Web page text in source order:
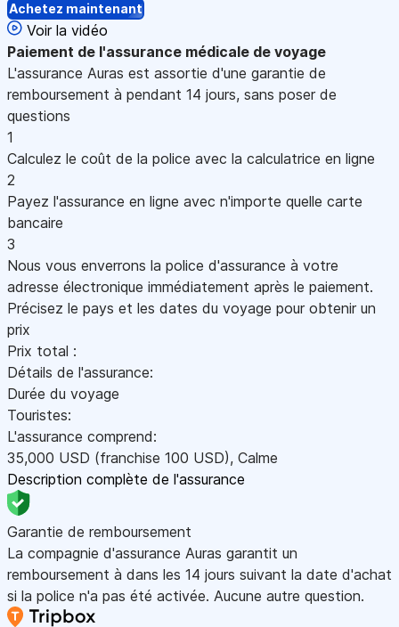
Achetez maintenant
Voir la vidéo
Paiement de l'assurance médicale de voyage
L'assurance Auras est assortie d'une garantie de
remboursement à pendant 14 jours, sans poser de
questions
1
Calculez le coût de la police avec la calculatrice en ligne
2
Payez l'assurance en ligne avec n'importe quelle carte
bancaire
3
Nous vous enverrons la police d'assurance à votre
adresse électronique immédiatement après le paiement.
Précisez le pays et les dates du voyage pour obtenir un
prix
Prix total :
Détails de l'assurance:
Durée du voyage
Touristes:
L'assurance comprend:
35,000 USD (franchise 100 USD), Calme
Description complète de l'assurance
Garantie de remboursement
La compagnie d'assurance Auras garantit un
remboursement à dans les 14 jours suivant la date d'achat
si la police n'a pas été activée. Aucune autre question.